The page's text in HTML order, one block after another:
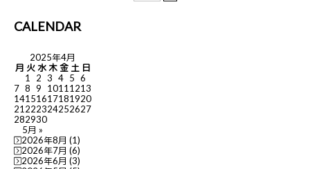
CALENDAR
2025年4月
月 火 水 木 金 土 日
1
2 3 4 5 6
7 8 9 10111213
14151617181920
21222324252627
282930
5月 »
2026年8月 (1)
2026年7月 (6)
2026年6月 (3)